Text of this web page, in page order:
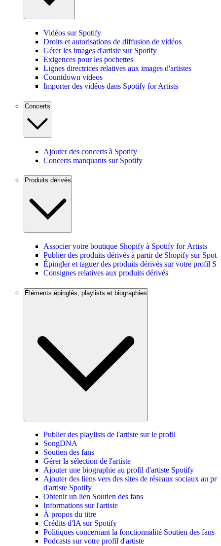
Vidéos sur Spotify
Droits et autorisations de diffusion de vidéos
Gérer les images d'artiste sur Spotify
Exigences pour les pochettes
Lignes directrices relatives aux images d'artistes
Countdown videos
Importer des vidéos dans Spotify for Artists
Concerts
Ajouter des concerts à Spotify
Concerts manquants sur Spotify
Produits dérivés
Associer votre boutique Shopify à Spotify for Artists
Publier des produits dérivés à partir de Shopify sur
Épingler et taguer des produits dérivés sur votre profil
Consignes relatives aux produits dérivés
Éléments épinglés, playlists et biographies
Publier des playlists de l'artiste sur le profil
SongDNA
Soutien des fans
Gérer la sélection de l'artiste
Ajouter une biographie au profil d'artiste Spotify
Ajouter des liens vers des sites de réseaux sociaux au
d'artiste Spotify
Obtenir un lien Soutien des fans
Informations sur l'artiste
À propos du titre
Crédits d'IA sur Spotify
Politiques concernant la fonctionnalité Soutien des fans
Podcasts sur votre profil d'artiste